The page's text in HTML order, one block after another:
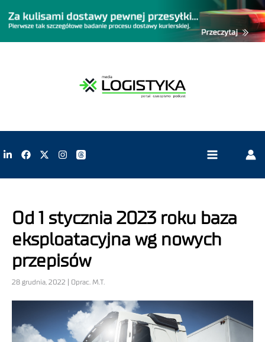
Od 1 stycznia 2023 roku baza
eksploatacyjna wg nowych
przepisów
28 grudnia, 2022 | Oprac. M.T.